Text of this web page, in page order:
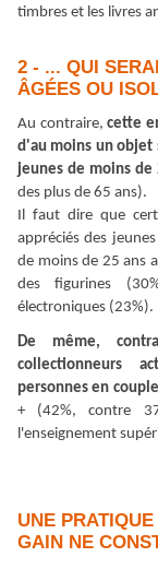
timbres et les livres
2 - ... QUI
ÂGÉES OU
Au contraire, cette
d 'au moins un objet
jeunes de moins de
des plus de 65 ans).
Il faut dire que
appréciés des jeunes
de moins de 25 ans
des figurines
électroniques (23%).
De même,
collectionneurs
personnes en couple
+ (42%, contre
'enseignement
UNE
GAIN NE